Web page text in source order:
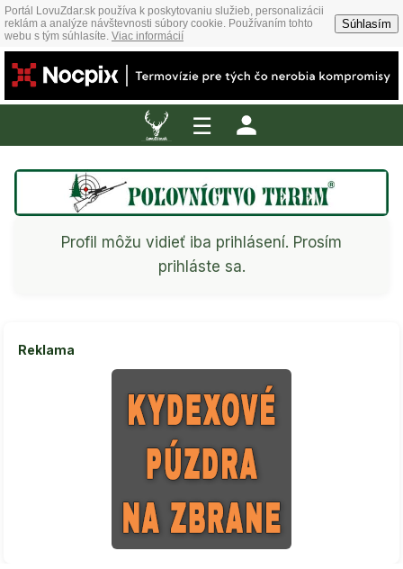
Portál LovuZdar.sk používa k poskytovaniu služieb, personalizácii
reklám a analýze návštevnosti súbory cookie. Používaním tohto
webu s tým súhlasíte. Viac informácií
Súhlasím
☰
Profil môžu vidieť iba prihlásení. Prosím
prihláste sa.
Reklama